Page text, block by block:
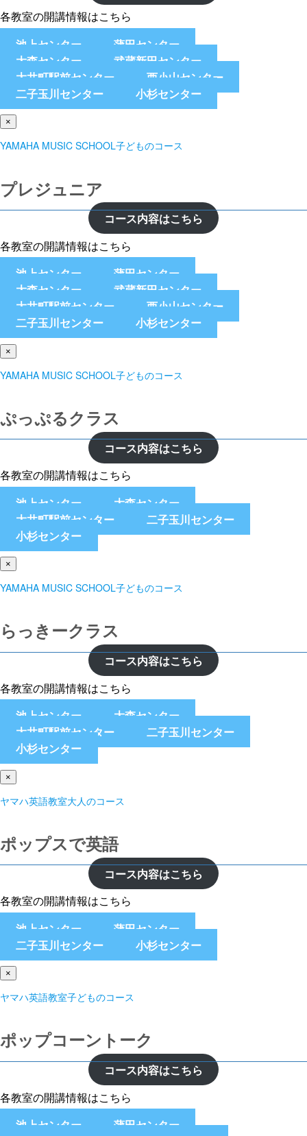
各教室の開講情報はこちら
池上センター
蒲田センター
大森センター
武蔵新田センター
大井町駅前センター
西小山センター
二子玉川センター
小杉センター
×
YAMAHA MUSIC SCHOOL子どものコース
プレジュニア
コース内容はこちら
各教室の開講情報はこちら
池上センター
蒲田センター
大森センター
武蔵新田センター
大井町駅前センター
西小山センター
二子玉川センター
小杉センター
×
YAMAHA MUSIC SCHOOL子どものコース
ぷっぷるクラス
コース内容はこちら
各教室の開講情報はこちら
池上センター
大森センター
大井町駅前センター
二子玉川センター
小杉センター
×
YAMAHA MUSIC SCHOOL子どものコース
らっきークラス
コース内容はこちら
各教室の開講情報はこちら
池上センター
大森センター
大井町駅前センター
二子玉川センター
小杉センター
×
ヤマハ英語教室大人のコース
ポップスで英語
コース内容はこちら
各教室の開講情報はこちら
池上センター
蒲田センター
二子玉川センター
小杉センター
×
ヤマハ英語教室子どものコース
ポップコーントーク
コース内容はこちら
各教室の開講情報はこちら
池上センター
蒲田センター